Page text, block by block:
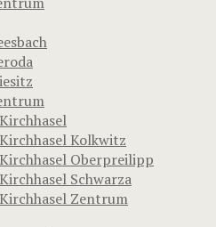
Kolkwitz
Oberpreilipp
Schwarza
Zentrum